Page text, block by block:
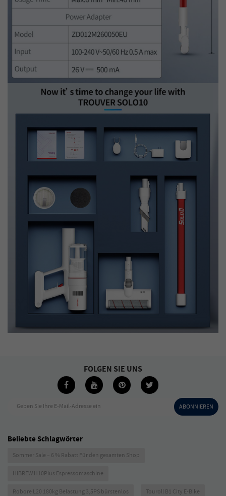
Geben Sie Ihre E-Mail-Adresse ein ABONNIEREN
FOLGEN SIE UNS
Beliebte Schlagwörter
Sommer Sale – 6 % Rabatt Für den gesamten Shop
HIBREW H10Plus Espressomaschine
Robore L20 180kg Belastung 3,5PS bürstenlos Touroll B1 City E-Bike